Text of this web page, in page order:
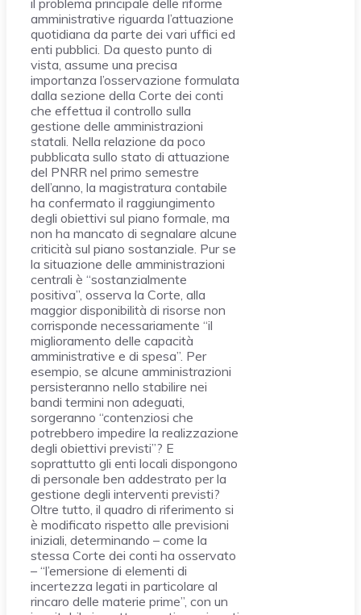
il problema principale delle riforme
amministrative riguarda l’attuazione
quotidiana da parte dei vari uffici ed
enti pubblici. Da questo punto di
vista, assume una precisa
importanza l’osservazione formulata
dalla sezione della Corte dei conti
che effettua il controllo sulla
gestione delle amministrazioni
statali. Nella relazione da poco
pubblicata sullo stato di attuazione
del PNRR nel primo semestre
dell’anno, la magistratura contabile
ha confermato il raggiungimento
degli obiettivi sul piano formale, ma
non ha mancato di segnalare alcune
criticità sul piano sostanziale. Pur se
la situazione delle amministrazioni
centrali è “sostanzialmente
positiva”, osserva la Corte, alla
maggior disponibilità di risorse non
corrisponde necessariamente “il
miglioramento delle capacità
amministrative e di spesa”. Per
esempio, se alcune amministrazioni
persisteranno nello stabilire nei
bandi termini non adeguati,
sorgeranno “contenziosi che
potrebbero impedire la realizzazione
degli obiettivi previsti”? E
soprattutto gli enti locali dispongono
di personale ben addestrato per la
gestione degli interventi previsti?
Oltre tutto, il quadro di riferimento si
è modificato rispetto alle previsioni
iniziali, determinando – come la
stessa Corte dei conti ha osservato
– “l’emersione di elementi di
incertezza legati in particolare al
rincaro delle materie prime”, con un